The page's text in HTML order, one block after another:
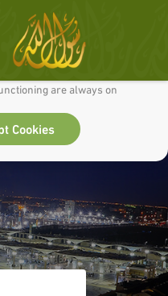
we can continually improve it.
are always on
Cookies